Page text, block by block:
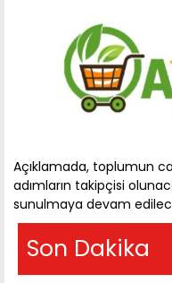
Açıklamada, toplumun
adımların takipçisi
sunulmaya devam
Son Dakika